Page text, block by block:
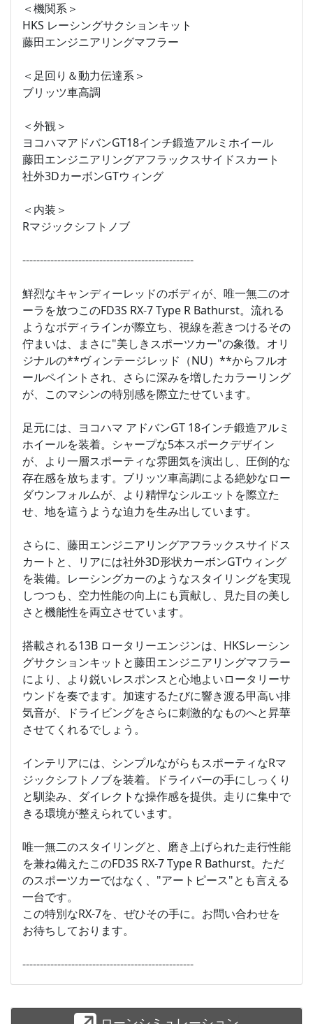
＜機関系＞
HKS レーシングサクションキット
藤田エンジニアリングマフラー
＜足回り＆動力伝達系＞
ブリッツ車高調
＜外観＞
ヨコハマアドバンGT18インチ鍛造アルミホイール
藤田エンジニアリングアフラックスサイドスカート
社外3DカーボンGTウィング
＜内装＞
Rマジックシフトノブ
-------------------------------------------------
鮮烈なキャンディーレッドのボディが、唯一無二のオ
ーラを放つこのFD3S RX-7 Type R Bathurst。流れる
ようなボディラインが際立ち、視線を惹きつけるその
佇まいは、まさに"美しきスポーツカー"の象徴。オリ
ジナルの**ヴィンテージレッド（NU）**からフルオ
ールペイントされ、さらに深みを増したカラーリング
が、このマシンの特別感を際立たせています。
足元には、ヨコハマ アドバンGT 18インチ鍛造アルミ
ホイールを装着。シャープな5本スポークデザイン
が、より一層スポーティな雰囲気を演出し、圧倒的な
存在感を放ちます。ブリッツ車高調による絶妙なロー
ダウンフォルムが、より精悍なシルエットを際立た
せ、地を這うような迫力を生み出しています。
さらに、藤田エンジニアリングアフラックスサイドス
カートと、リアには社外3D形状カーボンGTウィング
を装備。レーシングカーのようなスタイリングを実現
しつつも、空力性能の向上にも貢献し、見た目の美し
さと機能性を両立させています。
搭載される13B ロータリーエンジンは、HKSレーシン
グサクションキットと藤田エンジニアリングマフラー
により、より鋭いレスポンスと心地よいロータリーサ
ウンドを奏でます。加速するたびに響き渡る甲高い排
気音が、ドライビングをさらに刺激的なものへと昇華
させてくれるでしょう。
インテリアには、シンプルながらもスポーティなRマ
ジックシフトノブを装着。ドライバーの手にしっくり
と馴染み、ダイレクトな操作感を提供。走りに集中で
きる環境が整えられています。
唯一無二のスタイリングと、磨き上げられた走行性能
を兼ね備えたこのFD3S RX-7 Type R Bathurst。ただ
のスポーツカーではなく、"アートピース"とも言える
一台です。
この特別なRX-7を、ぜひその手に。お問い合わせを
お待ちしております。
-------------------------------------------------